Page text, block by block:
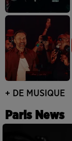
+ DE MUSIQUE
Paris News